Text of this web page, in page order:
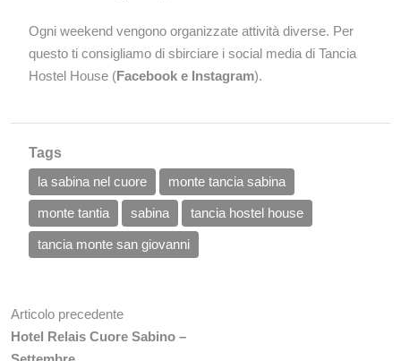
Ogni weekend vengono organizzate attività diverse. Per
questo ti consigliamo di sbirciare i social media di Tancia
Hostel House (Facebook e Instagram).
Tags
la sabina nel cuore
monte tancia sabina
monte tantia sabina tancia hostel house
tancia monte san giovanni
Articolo precedente
Hotel Relais Cuore Sabino –